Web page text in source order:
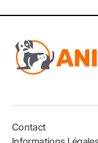
Contact